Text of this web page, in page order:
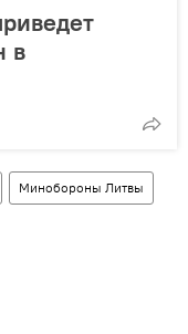
в
Минобороны Литвы